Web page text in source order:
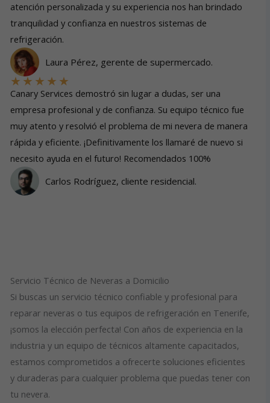
atención personalizada y su experiencia nos han brindado
tranquilidad y confianza en nuestros sistemas de
refrigeración.
Laura Pérez, gerente de supermercado.
★★ ★ ★ ★
Canary Services demostró sin lugar a dudas, ser una
empresa profesional y de confianza. Su equipo técnico fue
muy atento y resolvió el problema de mi nevera de manera
rápida y eficiente. ¡Definitivamente los llamaré de nuevo si
necesito ayuda en el futuro! Recomendados 100%
Carlos Rodríguez, cliente residencial.
Servicio Técnico de Neveras a Domicilio
Si buscas un servicio técnico confiable y profesional para
reparar neveras o tus equipos de refrigeración en Tenerife,
¡somos la elección perfecta! Con años de experiencia en la
industria y un equipo de técnicos altamente capacitados,
estamos comprometidos a ofrecerte soluciones eficientes
y duraderas para cualquier problema que puedas tener con
tu nevera.